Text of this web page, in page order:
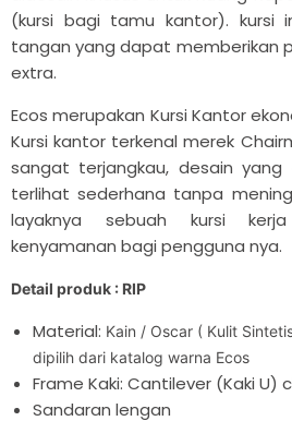
(kursi bagi tamu kantor). kursi
tangan yang dapat memberikan
extra.
Ecos merupakan Kursi Kantor
Kursi kantor terkenal merek
sangat terjangkau, desain yang
terlihat sederhana tanpa
layaknya sebuah kursi
kenyamanan bagi pengguna nya.
Detail produk : RIP
Material: Kain / Oscar ( Kulit
dipilih dari katalog warna Ecos
Frame Kaki: Cantilever (Kaki U)
Sandaran lengan